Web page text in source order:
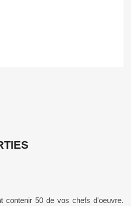
contenir 50 de vos chefs d'oeuvre.